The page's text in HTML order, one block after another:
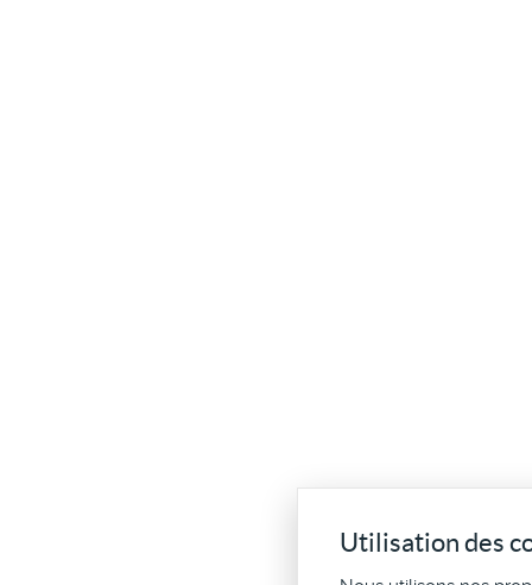
Utilisation des